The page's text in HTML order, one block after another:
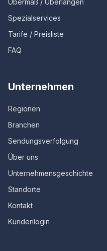
Übermaß / Überlängen
Spezialservices
Tarife / Preisliste
FAQ
Unternehmen
Regionen
Branchen
Sendungsverfolgung
Über uns
Unternehmensgeschichte
Standorte
Kontakt
Kundenlogin